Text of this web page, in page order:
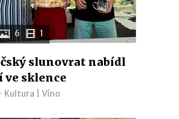
6 1
slunovrat nabídl
ve sklence
Kultura Víno